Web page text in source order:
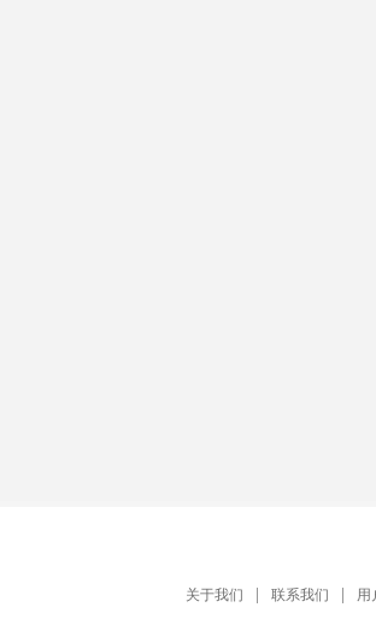
关于我们 联系我们 用